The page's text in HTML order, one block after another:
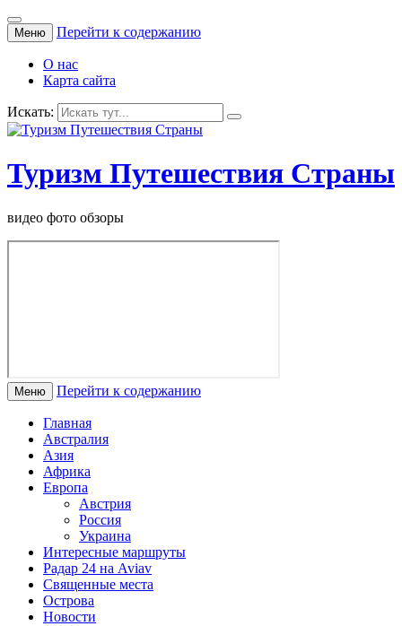
Меню Перейти к содержанию
О нас
Карта сайта
Искать:
Туризм Путешествия Страны
видео фото обзоры
Меню Перейти к содержанию
Главная
Австралия
Азия
Африка
Европа
Австрия
Россия
Украина
Интересные маршруты
Радар 24 на Aviav
Священные места
Острова
Новости